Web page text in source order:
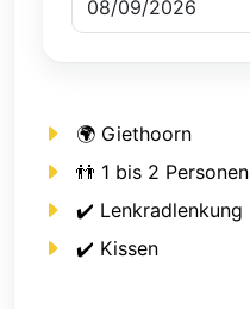
🌍 Giethoorn
👬 1 bis 2 Personen
✔️ Lenkradlenkung
✔️ Kissen